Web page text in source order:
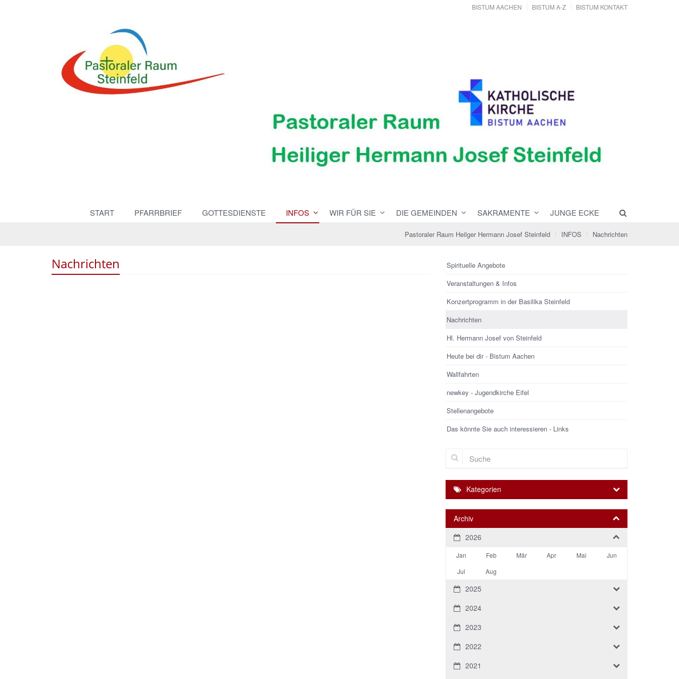
BISTUM AACHEN BISTUM A-Z BISTUM KONTAKT
START PFARRBRIEF GOTTESDIENSTE INFOS WIR FÜR SIE DIE GEMEINDEN SAKRAMENTE JUNGE ECKE
Pastoraler Raum Heilger Hermann Josef Steinfeld INFOS Nachrichten
Nachrichten
Spirituelle Angebote
Veranstaltungen & Infos
Konzertprogramm in der Basilika Steinfeld
Nachrichten
Hl. Hermann Josef von Steinfeld
Heute bei dir - Bistum Aachen
Wallfahrten
newkey - Jugendkirche Eifel
Stellenangebote
Das könnte Sie auch interessieren - Links
Suche
Kategorien
Archiv
2026
Jan Feb Mär Apr Mai
Jun
Jul
Aug
2025
2024
2023
2022
2021